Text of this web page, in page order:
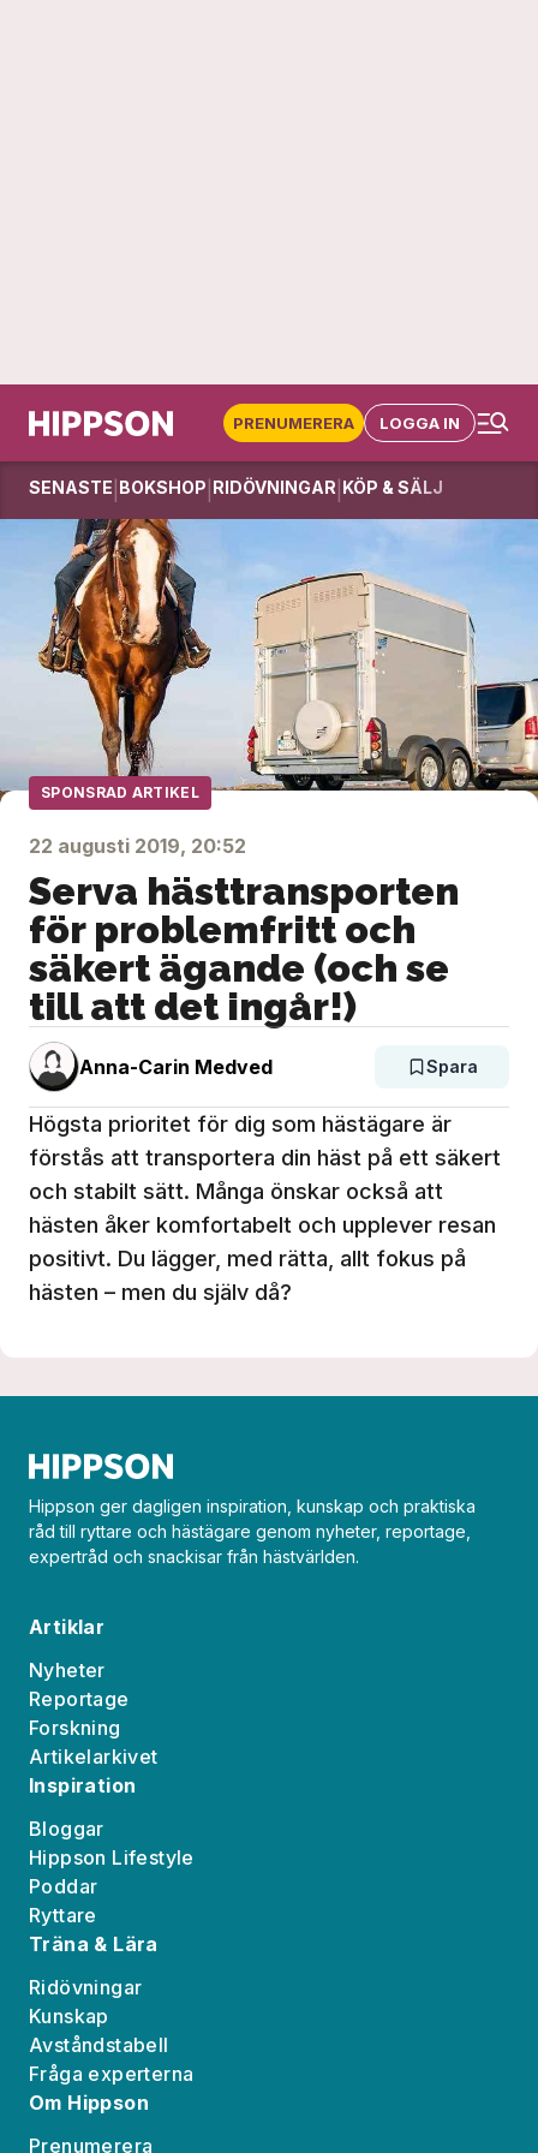
PRENUMERERA LOGGA IN
SENASTE BOKSHOP RIDÖVNINGAR KÖP & SÄLJ
SPONSRAD ARTIKEL
22 augusti 2019, 20:52
Serva hästtransporten
för problemfritt och
säkert ägande (och se
till att det ingår!)
Anna-Carin Medved Spara
Högsta prioritet för dig som hästägare är
förstås att transportera din häst på ett säkert
och stabilt sätt. Många önskar också att
hästen åker komfortabelt och upplever resan
positivt. Du lägger, med rätta, allt fokus på
hästen – men du själv då?
Hippson ger dagligen inspiration, kunskap och praktiska
råd till ryttare och hästägare genom nyheter, reportage,
expertråd och snackisar från hästvärlden.
Artiklar
Nyheter
Reportage
Forskning
Artikelarkivet
Inspiration
Bloggar
Hippson Lifestyle
Poddar
Ryttare
Träna & Lära
Ridövningar
Kunskap
Avståndstabell
Fråga experterna
Om Hippson
Prenumerera